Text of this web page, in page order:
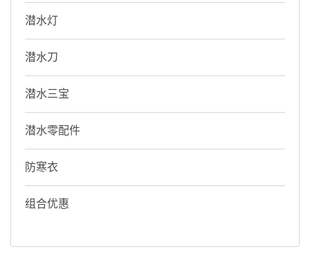
潜水灯
潜水刀
潜水三宝
潜水零配件
防寒衣
组合优惠